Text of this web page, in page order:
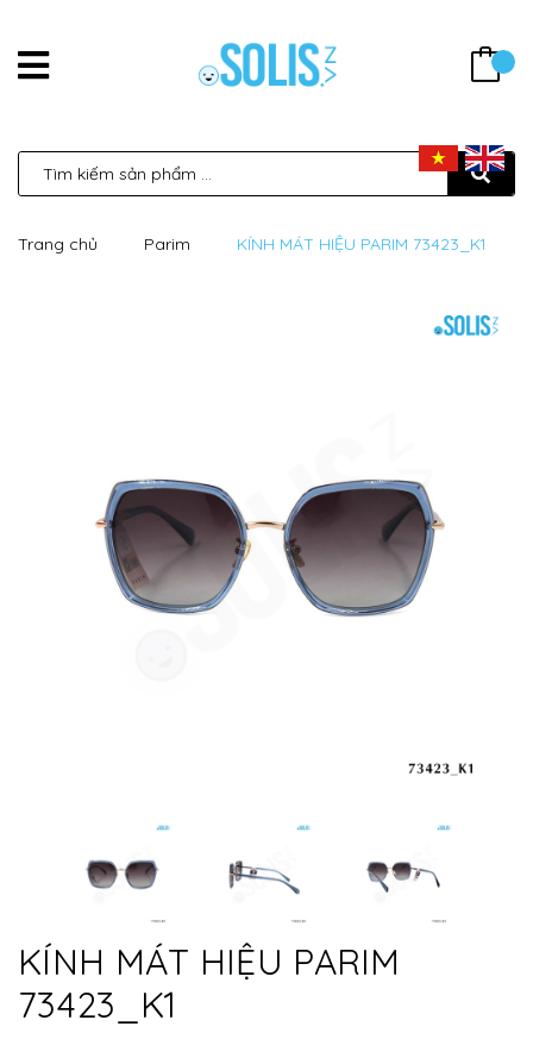
Trang chủ Parim KÍNH MÁT HIỆU PARIM 73423_K1
KÍNH MÁT HIỆU PARIM
73423_K1